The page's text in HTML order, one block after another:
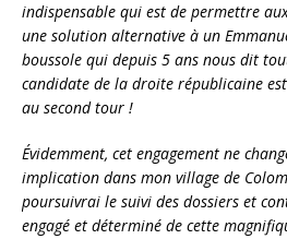
indispensable qui est de permettre
une solution alternative à un
boussole qui depuis 5 ans nous dit
candidate de la droite républicaine
au second tour !
Évidemment, cet engagement ne
implication dans mon village de
poursuivrai le suivi des dossiers et
engagé et déterminé de cette